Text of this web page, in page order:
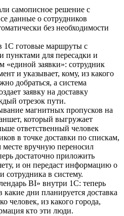
самописное решение с
данные о сотрудников
без необходимости
1С готовые маршруты с
для пересадки и
«единой заявки»: сотрудник
и указывает, кому, из какого
добраться, а система
заявку на доставку
отрезок пути.
магнитных пропусков на
который выгружает
ответственный человек
в точке доставки по спискам,
месте вручную переносил
достаточно приложить
и он передаст информацию о
сотрудника в систему.
BI» внутри 1С: теперь
какие дни планируется доставка
человек, из какого города,
кто эти люди.